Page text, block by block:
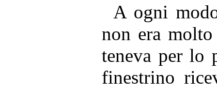
A ogni
non era
teneva per lo
finestrino